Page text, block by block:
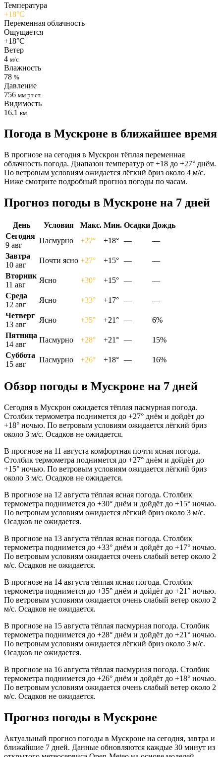
Температура
+18°C
Переменная облачность
Ощущается
+18°C
Ветер
4 м/с
Влажность
78 %
Давление
756 мм рт.ст.
Видимость
16.1 км
Погода в Мускроне в ближайшее время
В прогнозе на сегодня в Мускрон тёплая переменная
облачность погода. Диапазон температур от +18 до +27° днём.
По ветровым условиям ожидается лёгкий бриз около 4 м/с.
Ниже смотрите подробный прогноз погоды по часам.
Прогноз погоды в Мускроне на 7 дней
День Условия Макс. Мин. Осадки Дождь
Сегодня
9 авг
Пасмурно +27° +18° —
—
Завтра
10 авг
Почти ясно +27° +15° —
—
Вторник
11 авг
Ясно +30° +15° —
—
Среда
12 авг
Ясно +33° +17° —
—
Четверг
13 авг
Ясно +35° +21° —
6%
Пятница
14 авг
Пасмурно +28° +21° —
15%
Суббота
15 авг
Пасмурно +26° +18° — 16%
Обзор погоды в Мускроне на 7 дней
Сегодня в Мускрон ожидается тёплая пасмурная погода.
Столбик термометра поднимется до +27° днём и дойдёт до
+18° ночью. По ветровым условиям ожидается лёгкий бриз
около 3 м/с. Осадков не ожидается.
В прогнозе на 11 августа комфортная почти ясная погода.
Столбик термометра поднимется до +27° днём и дойдёт до
+15° ночью. По ветровым условиям ожидается лёгкий бриз
около 3 м/с. Осадков не ожидается.
В прогнозе на 12 августа тёплая ясная погода. Столбик
термометра поднимется до +30° днём и дойдёт до +15° ночью.
По ветровым условиям ожидается лёгкий бриз около 3 м/с.
Осадков не ожидается.
В прогнозе на 13 августа тёплая ясная погода. Столбик
термометра поднимется до +33° днём и дойдёт до +17° ночью.
По ветровым условиям ожидается очень слабый ветер около 2
м/с. Осадков не ожидается.
В прогнозе на 14 августа тёплая ясная погода. Столбик
термометра поднимется до +35° днём и дойдёт до +21° ночью.
По ветровым условиям ожидается очень слабый ветер около 2
м/с. Осадков не ожидается.
В прогнозе на 15 августа тёплая пасмурная погода. Столбик
термометра поднимется до +28° днём и дойдёт до +21° ночью.
По ветровым условиям ожидается лёгкий бриз около 3 м/с.
Осадков не ожидается.
В прогнозе на 16 августа тёплая пасмурная погода. Столбик
термометра поднимется до +26° днём и дойдёт до +18° ночью.
По ветровым условиям ожидается очень слабый ветер около 2
м/с. Осадков не ожидается.
Прогноз погоды в Мускроне
Актуальный прогноз погоды в Мускроне на сегодня, завтра и
ближайшие 7 дней. Данные обновляются каждые 30 минут из